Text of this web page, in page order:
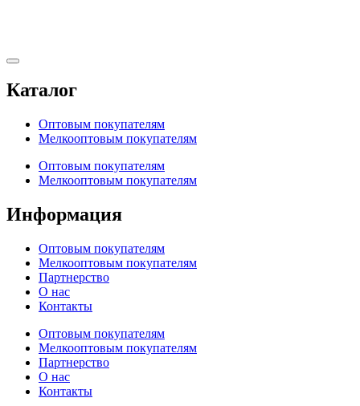
Каталог
Оптовым покупателям
Мелкооптовым покупателям
Оптовым покупателям
Мелкооптовым покупателям
Информация
Оптовым покупателям
Мелкооптовым покупателям
Партнерство
О нас
Контакты
Оптовым покупателям
Мелкооптовым покупателям
Партнерство
О нас
Контакты